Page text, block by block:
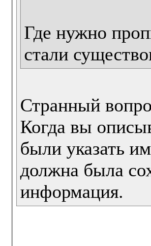
Где нужно
стали
Странный
Когда вы
были указать
должна была
информация.